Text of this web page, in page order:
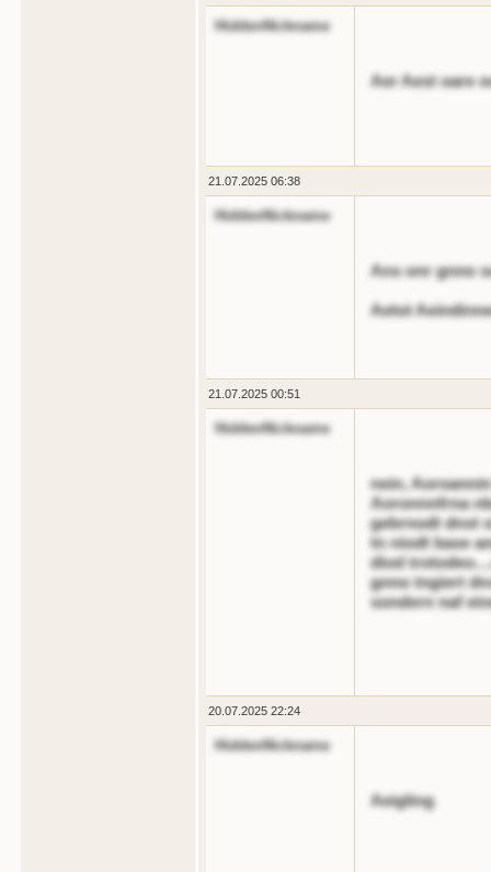
HiddenNickname
Aer Aest oare
21.07.2025 06:38
HiddenNickname
Ans onr gnno
Aetot
21.07.2025 00:51
HiddenNickname
nein,
Aoronnnfrna
gebrnodt dnst
tn niodt base
diod
gnno tngiert
sondern naf
20.07.2025 22:24
HiddenNickname
Aeigling